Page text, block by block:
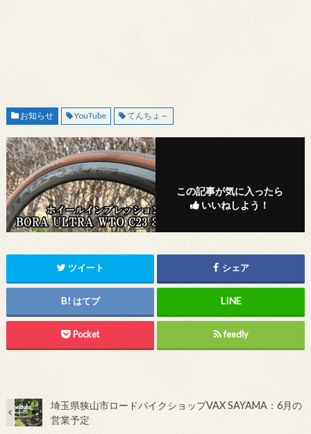
お知らせ YouTube てんちょ～
この記事が気に入ったら
いいねしよう！
ツイート シェア
はてブ
Pocket feedly
埼玉県狭山市ロードバイクショップVAX SAYAMA：6月の
営業予定